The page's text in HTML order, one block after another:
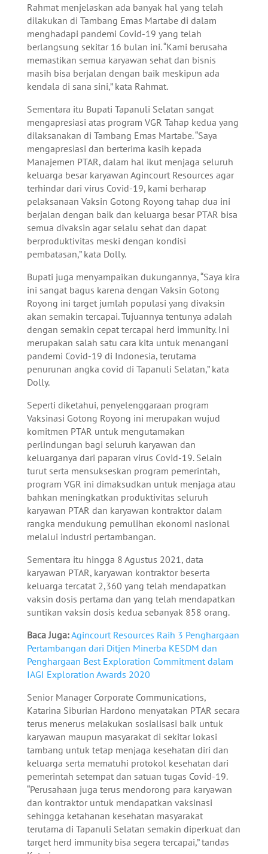
Rahmat menjelaskan ada banyak hal yang telah
dilakukan di Tambang Emas Martabe di dalam
menghadapi pandemi Covid-19 yang telah
berlangsung sekitar 16 bulan ini. “Kami berusaha
memastikan semua karyawan sehat dan bisnis
masih bisa berjalan dengan baik meskipun ada
kendala di sana sini,” kata Rahmat.
Sementara itu Bupati Tapanuli Selatan sangat
mengapresiasi atas program VGR Tahap kedua yang
dilaksanakan di Tambang Emas Martabe. “Saya
mengapresiasi dan berterima kasih kepada
Manajemen PTAR, dalam hal ikut menjaga seluruh
keluarga besar karyawan Agincourt Resources agar
terhindar dari virus Covid-19, kami berharap
pelaksanaan Vaksin Gotong Royong tahap dua ini
berjalan dengan baik dan keluarga besar PTAR bisa
semua divaksin agar selalu sehat dan dapat
berproduktivitas meski dengan kondisi
pembatasan,” kata Dolly.
Bupati juga menyampaikan dukungannya, “Saya kira
ini sangat bagus karena dengan Vaksin Gotong
Royong ini target jumlah populasi yang divaksin
akan semakin tercapai. Tujuannya tentunya adalah
dengan semakin cepat tercapai herd immunity. Ini
merupakan salah satu cara kita untuk menangani
pandemi Covid-19 di Indonesia, terutama
penurunan angka covid di Tapanuli Selatan,” kata
Dolly.
Seperti diketahui, penyelenggaraan program
Vaksinasi Gotong Royong ini merupakan wujud
komitmen PTAR untuk mengutamakan
perlindungan bagi seluruh karyawan dan
keluarganya dari paparan virus Covid-19. Selain
turut serta mensukseskan program pemerintah,
program VGR ini dimaksudkan untuk menjaga atau
bahkan meningkatkan produktivitas seluruh
karyawan PTAR dan karyawan kontraktor dalam
rangka mendukung pemulihan ekonomi nasional
melalui industri pertambangan.
Sementara itu hingga 8 Agustus 2021, data
karyawan PTAR, karyawan kontraktor beserta
keluarga tercatat 2,360 yang telah mendapatkan
vaksin dosis pertama dan yang telah mendapatkan
suntikan vaksin dosis kedua sebanyak 858 orang.
Baca Juga:Agincourt Resources Raih 3 Penghargaan
Pertambangan dari Ditjen Minerba KESDM dan
Penghargaan Best Exploration Commitment dalam
IAGI Exploration Awards 2020
Senior Manager Corporate Communications,
Katarina Siburian Hardono menyatakan PTAR secara
terus menerus melakukan sosialisasi baik untuk
karyawan maupun masyarakat di sekitar lokasi
tambang untuk tetap menjaga kesehatan diri dan
keluarga serta mematuhi protokol kesehatan dari
pemerintah setempat dan satuan tugas Covid-19.
“Perusahaan juga terus mendorong para karyawan
dan kontraktor untuk mendapatkan vaksinasi
sehingga ketahanan kesehatan masyarakat
terutama di Tapanuli Selatan semakin diperkuat dan
target herd immunity bisa segera tercapai,” tandas